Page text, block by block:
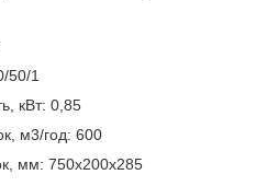
50/1
кВт: 0,85
м3/год: 600
мм: 750x200x285